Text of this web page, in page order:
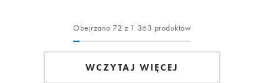
Obejrzano 72 z 1 363 produktów
WCZYTAJ WIĘCEJ